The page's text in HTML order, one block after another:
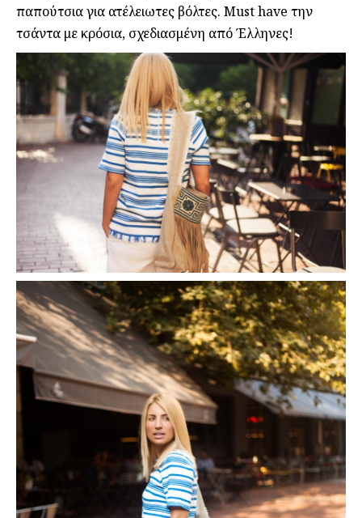
παπούτσια για ατέλειωτες βόλτες. Must have την
τσάντα με κρόσια, σχεδιασμένη από Έλληνες!